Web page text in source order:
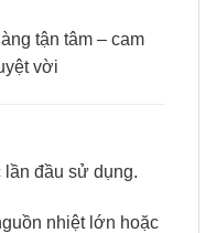
tận tâm – cam
vời
đầu sử dụng.
nhiệt lớn hoặc